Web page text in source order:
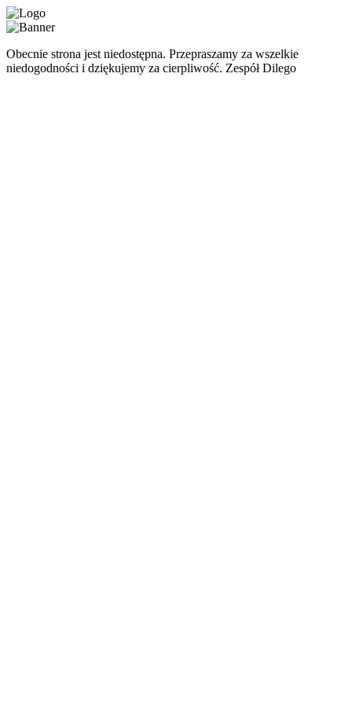
Obecnie strona jest niedostępna. Przepraszamy za wszelkie
niedogodności i dziękujemy za cierpliwość. Zespół Dilego